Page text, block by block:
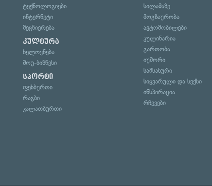
ტექნოლოგიები
ინტერნეტი
მეცნიერება
კულტურა
ხელოვნება
შოუ-ბიზნესი
სპორტი
ფეხბურთი
რაგბი
კალათბურთი
სილამაზე
მოგზაურობა
ავტომობილები
კულინარია
გართობა
იუმორი
სამსახური
სიყვარული და სექსი
ინსპირაცია
რჩევები